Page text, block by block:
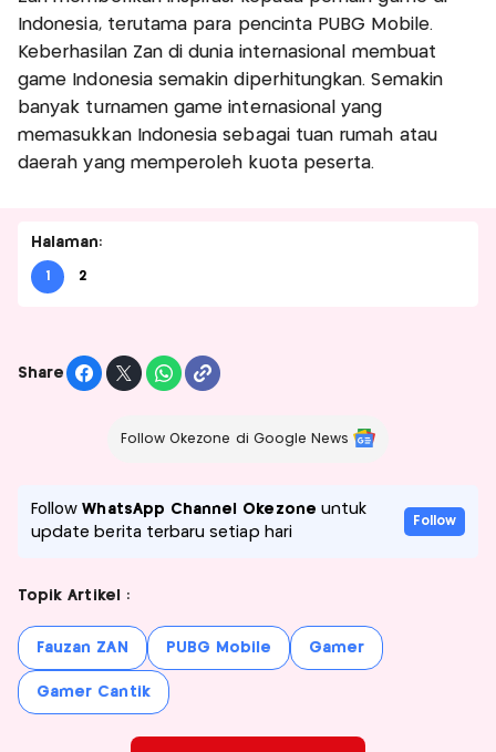
Indonesia, terutama para pencinta PUBG Mobile.
Keberhasilan Zan di dunia internasional membuat
game Indonesia semakin diperhitungkan. Semakin
banyak turnamen game internasional yang
memasukkan Indonesia sebagai tuan rumah atau
daerah yang memperoleh kuota peserta.
Halaman:
1 2
Share
Follow Okezone di Google News
FollowWhatsApp Channel Okezone untuk
update berita terbaru setiap hari
Follow
Topik Artikel :
Fauzan ZAN PUBG Mobile Gamer
Gamer Cantik